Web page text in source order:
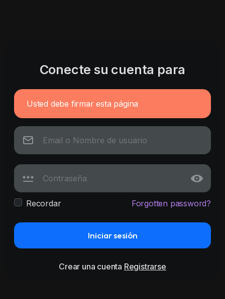
Conecte su cuenta para
Usted debe firmar esta página
Recordar Forgotten password?
Iniciar sesión
Crear una cuenta Registrarse